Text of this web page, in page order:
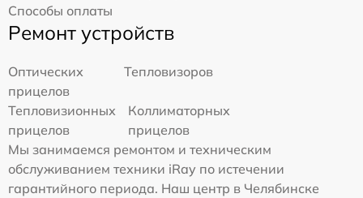
Способы оплаты
Ремонт устройств
Оптических
прицелов
Тепловизоров
Тепловизионных
прицелов
Коллиматорных
прицелов
Мы занимаемся ремонтом и техническим
обслуживанием техники iRay по истечении
гарантийного периода. Наш центр в Челябинске